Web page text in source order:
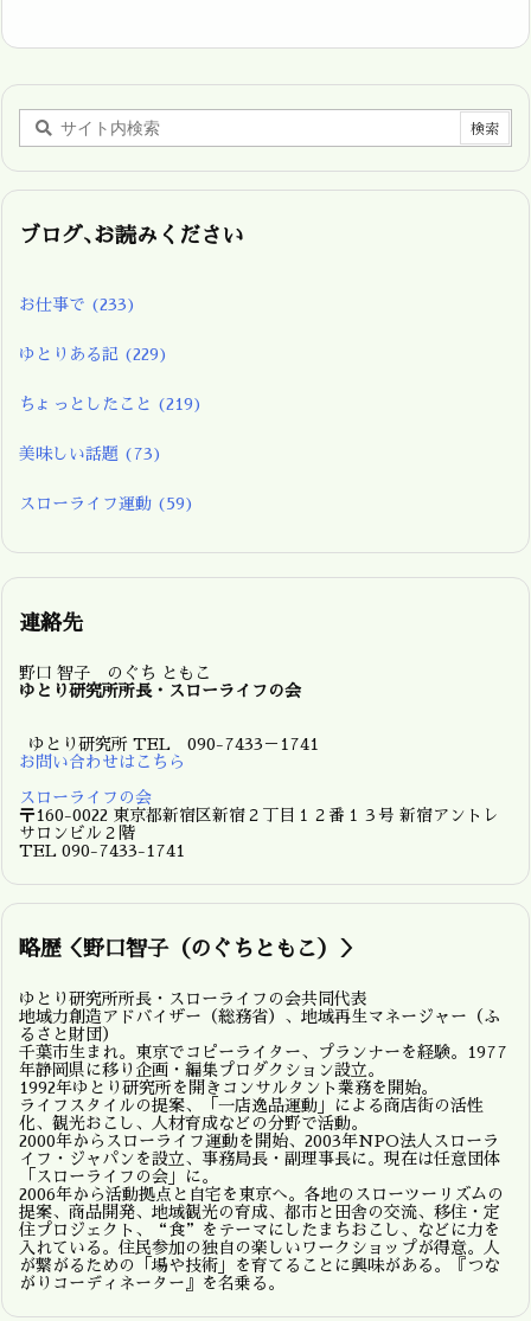
ブログ､お読みください
お仕事で (233)
ゆとりある記 (229)
ちょっとしたこと (219)
美味しい話題 (73)
スローライフ運動 (59)
連絡先
野口 智子 のぐち ともこ
ゆとり研究所所長・スローライフの会
ゆとり研究所 TEL 090-7433－1741
お問い合わせはこちら
スローライフの会
〒160-0022 東京都新宿区新宿２丁目１２番１３号 新宿アントレ
サロンビル２階
TEL 090-7433-1741
略歴＜野口智子（のぐちともこ）＞
ゆとり研究所所長・スローライフの会共同代表
地域力創造アドバイザー（総務省）、地域再生マネージャー（ふ
るさと財団）
千葉市生まれ。東京でコピーライター、プランナーを経験。1977
年静岡県に移り企画・編集プロダクション設立。
1992年ゆとり研究所を開きコンサルタント業務を開始。
ライフスタイルの提案、「一店逸品運動」による商店街の活性
化、観光おこし、人材育成などの分野で活動。
2000年からスローライフ運動を開始、2003年NPO法人スローラ
イフ・ジャパンを設立、事務局長・副理事長に。現在は任意団体
「スローライフの会」に。
2006年から活動拠点と自宅を東京へ。各地のスローツーリズムの
提案、商品開発、地域観光の育成、都市と田舎の交流、移住・定
住プロジェクト、“食”をテーマにしたまちおこし、などに力を
入れている。住民参加の独自の楽しいワークショップが得意。人
が繋がるための「場や技術」を育てることに興味がある。『つな
がりコーディネーター』を名乗る。